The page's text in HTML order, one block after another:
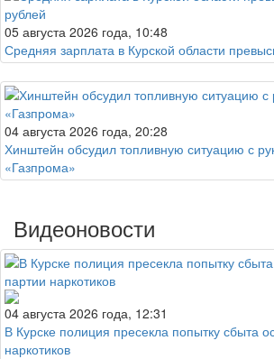
05 августа 2026 года, 10:48
Средняя зарплата в Курской области
04 августа 2026 года, 20:28
Хинштейн обсудил топливную ситуацию с
«Газпрома»
Видеоновости
04 августа 2026 года, 12:31
В Курске полиция пресекла попытку сбыта
наркотиков